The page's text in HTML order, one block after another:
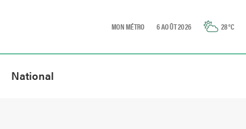
MON MÉTRO 6 AOÛT 2026 28°C
National